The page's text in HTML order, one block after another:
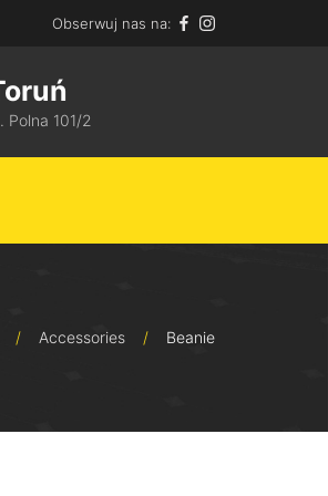
Obserwuj nas na:
Polna 101/2
/ Accessories / Beanie